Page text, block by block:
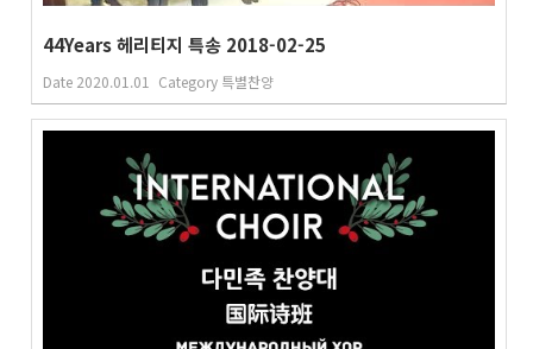
44Years 헤리티지 특송 2018-02-25
Date 2020.01.01 Category 특별찬양